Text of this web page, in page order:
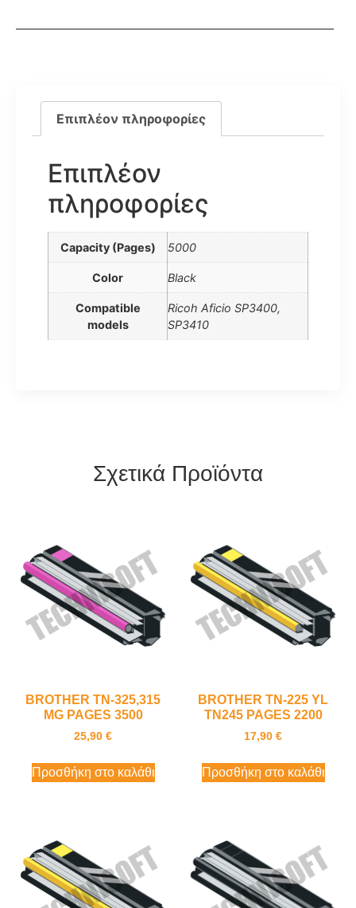
Επιπλέον πληροφορίες
Επιπλέον
πληροφορίες
Capacity (Pages) 5000
Color Black
Compatible
models
Ricoh Aficio SP3400,
SP3410
Σχετικά Προϊόντα
BROTHER TN-325,315
MG PAGES 3500
25,90 €
Προσθήκη στο καλάθι
BROTHER TN-225 YL
TN245 PAGES 2200
17,90 €
Προσθήκη στο καλάθι